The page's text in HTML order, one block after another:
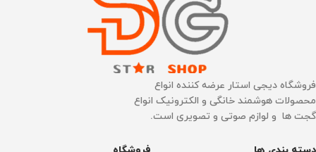
90 دقیقه
چین
جنس بدنه ABS
فروشگاه دیجی استار عرضه کننده انواع
محصولات هوشمند خانگی و الکترونیک انواع
گجت ها و لوازم صوتی و تصویری است.